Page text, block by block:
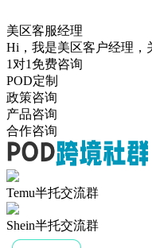
美区客服经理
Hi，我是美区客户经理，
1对1免费咨询
POD定制
政策咨询
产品咨询
合作咨询
Temu半托交流群
Shein半托交流群